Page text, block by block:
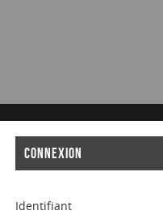
CONNEXION
Identifiant